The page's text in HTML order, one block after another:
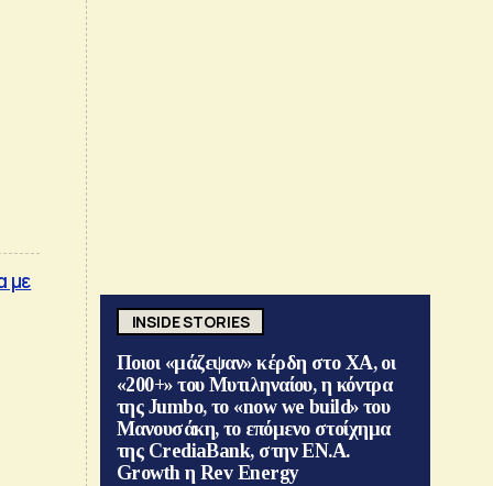
με
INSIDE STORIES
Ποιοι «μάζεψαν» κέρδη στο ΧΑ, οι
«200+» του Μυτιληναίου, η κόντρα
της Jumbo, το «now we build» του
Μανουσάκη, το επόμενο στοίχημα
της CrediaBank, στην ΕΝ.Α.
Growth η Rev Energy